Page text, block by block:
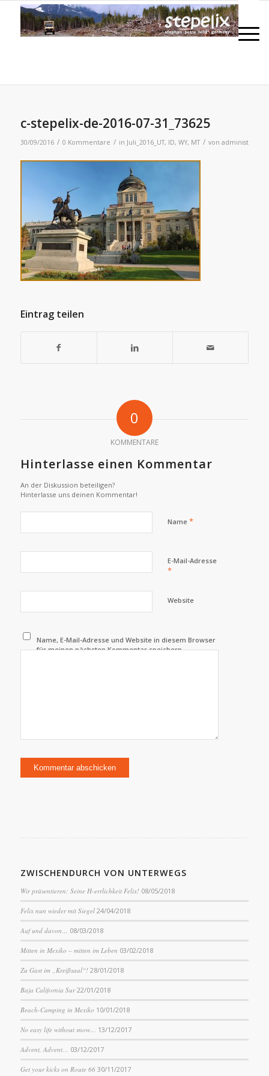
c-stepelix-de-2016-07-31_73625
30/09/2016 / 0 Kommentare / in Juli_2016_UT, ID, WY, MT / von administ
Eintrag teilen
0
KOMMENTARE
Hinterlasse einen Kommentar
An der Diskussion beteiligen?
Hinterlasse uns deinen Kommentar!
Name *
E-Mail-Adresse
*
Website
Name, E-Mail-Adresse und Website in diesem Browser
für meinen nächsten Kommentar speichern.
ZWISCHENDURCH VON UNTERWEGS
Wir präsentieren: Seine H-errlichkeit Felix! 08/05/2018
Felix nun wieder mit Siegel 24/04/2018
Auf und davon… 08/03/2018
Mitten in Mexiko – mitten im Leben 03/02/2018
Zu Gast im „Kreißsaal“! 28/01/2018
Baja California Sur 22/01/2018
Beach-Camping in Mexiko 10/01/2018
No easy life without snow… 13/12/2017
Advent, Advent… 03/12/2017
Get your kicks on Route 66 30/11/2017